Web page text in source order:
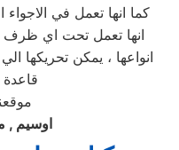
كما انها تعمل في
انها تعمل تحت اي
انواعها ، يمكن تحريكها